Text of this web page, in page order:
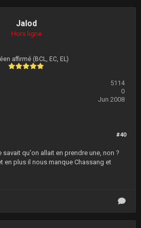
Jalod
Hors ligne
affirmé (BCL, EC, EL)
5114
0
Jun 2008
#40
qu'on allait en prendre une, non ?
en plus il nous manque Chassang et